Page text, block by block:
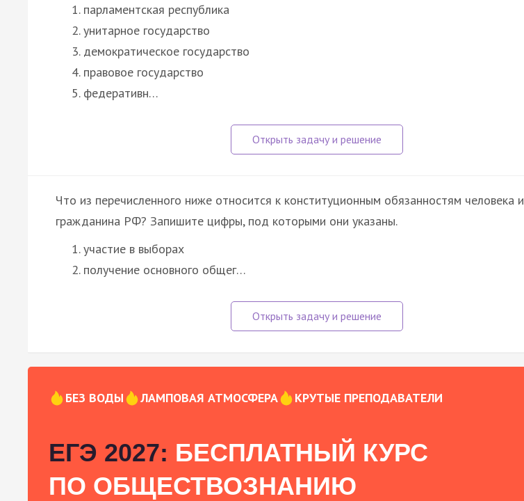
парламентская республика
унитарное государство
демократическое государство
правовое государство
федеративн…
Что из перечисленного ниже относится к конституционным обязанностям человека и
гражданина РФ? Запишите цифры, под которыми они указаны.
участие в выборах
получение основного общег…
БЕЗ ВОДЫ ЛАМПОВАЯ АТМОСФЕРА КРУТЫЕ ПРЕПОДАВАТЕЛИ
ЕГЭ 2027: БЕСПЛАТНЫЙ КУРС
ПО ОБЩЕСТВОЗНАНИЮ